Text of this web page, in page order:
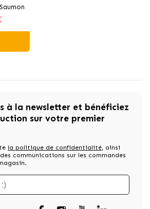
à la newsletter et bénéficiez
sur votre premier
la politique de confidentialité, ainsi
communications sur les commandes